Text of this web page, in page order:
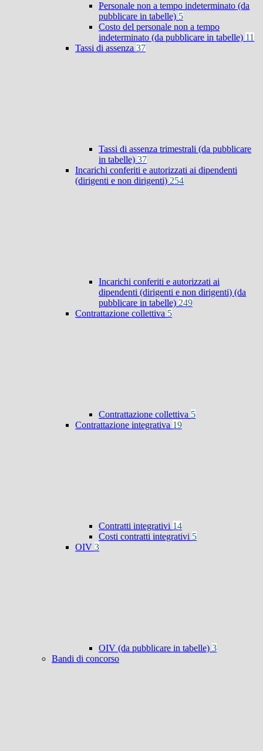
Personale non a tempo indeterminato (da
pubblicare in tabelle) 5
Costo del personale non a tempo
indeterminato (da pubblicare in tabelle) 11
Tassi di assenza 37
Tassi di assenza trimestrali (da pubblicare
in tabelle) 37
Incarichi conferiti e autorizzati ai dipendenti
(dirigenti e non dirigenti) 254
Incarichi conferiti e autorizzati ai
dipendenti (dirigenti e non dirigenti) (da
pubblicare in tabelle) 249
Contrattazione collettiva 5
Contrattazione collettiva 5
Contrattazione integrativa 19
Contratti integrativi 14
Costi contratti integrativi 5
OIV 3
OIV (da pubblicare in tabelle) 3
Bandi di concorso